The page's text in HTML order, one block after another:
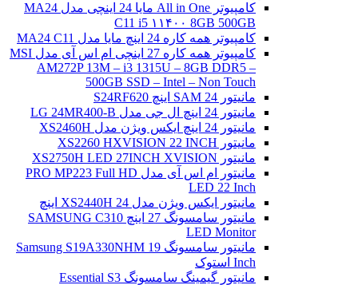
کامپیوتر All in One مایا 24 اینچی مدل MA24
C11 i5 ۱۱۴۰۰ 8GB 500GB
کامپیوتر همه کاره 24 اینچ مایا مدل MA24 C11
کامپیوتر همه کاره 27 اینچی ام اس آی مدل MSI
AM272P 13M – i3 1315U – 8GB DDR5 –
500GB SSD – Intel – Non Touch
مانیتور 24 SAM اینچ S24RF620
مانیتور 24 اینچ ال جی مدل LG 24MR400-B
مانیتور 24 اینچ ایکس ویژن مدل XS2460H
مانیتور XS2260 HXVISION 22 INCH
مانیتور XS2750H LED 27INCH XVISION
مانیتور ام اس آی مدل PRO MP223 Full HD
LED 22 Inch
مانیتور ایکس ویژن مدل XS2440H 24 اینچ
مانیتور سامسونگ 27 اینچ SAMSUNG C310
LED Monitor
مانیتور سامسونگ Samsung S19A330NHM 19
Inch استوک
مانیتور گیمینگ سامسونگ Essential S3